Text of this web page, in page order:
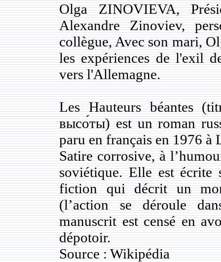
Olga ZINOVIEVA,
Alexandre Zinoviev,
collègue, Avec son mari,
les expériences de l'exil
vers l'Allemagne.
Les Hauteurs béantes
высо́ты) est un roman
paru en français en 1976 à
Satire corrosive, à
soviétique. Elle est
fiction qui décrit un
(l’action se déroule
manuscrit est censé en
dépotoir.
Source : Wikipédia